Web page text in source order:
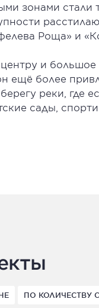
зонами стали
Роща» и
и большое
ещё более
реки, где
сады,
ПО КОЛИЧЕСТВУ